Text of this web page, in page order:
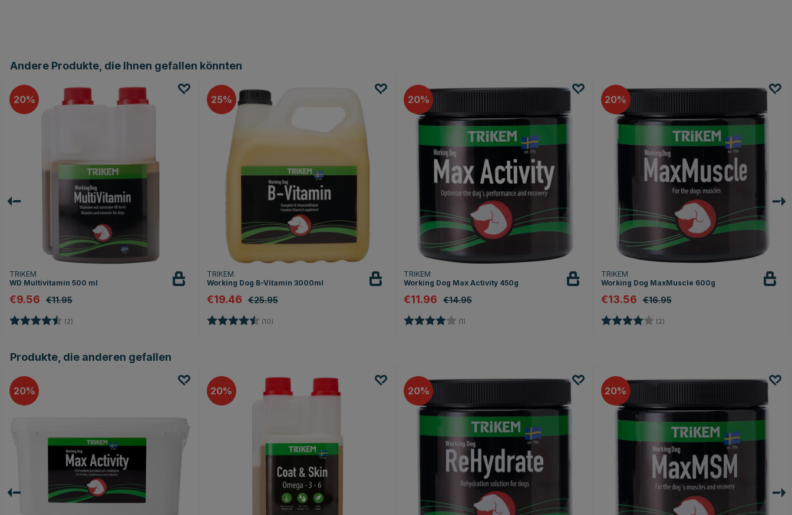
Andere Produkte, die Ihnen gefallen könnten
20
TRIKEM
WD Multivitamin 500 ml
€9.56 €11.95
Bewertung: (2)
25
TRIKEM
Working Dog B-Vitamin 3000ml
€19.46 €25.95
Bewertung: (10)
20
TRIKEM
Working Dog Max Activity 450g
€11.96 €14.95
Bewertung: (1)
20
TRIKEM
Working Dog MaxMuscle 600g
€13.56 €16.95
Bewertung: (2)
Produkte, die anderen gefallen
20 20 20 20